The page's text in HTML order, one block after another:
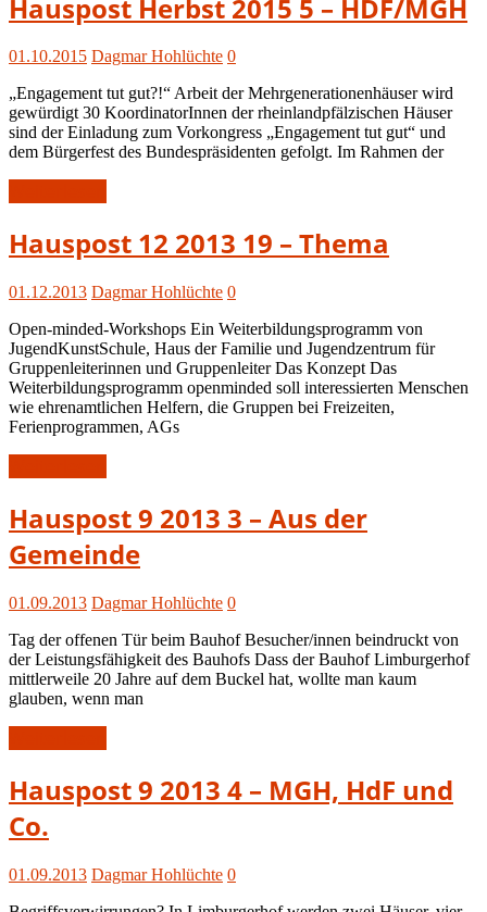
Herbst
Hauspost Herbst 2015 5 – HDF/MGH
01.10.2015 Dagmar Hohlüchte 0
„Engagement tut gut?!“ Arbeit der Mehrgenerationenhäuser wird
gewürdigt 30 KoordinatorInnen der rheinlandpfälzischen Häuser
sind der Einladung zum Vorkongress „Engagement tut gut“ und
dem Bürgerfest des Bundespräsidenten gefolgt. Im Rahmen der
Hauspost
12-
Hauspost 12 2013 19 – Thema
01.12.2013 Dagmar Hohlüchte 0
Open-minded-Workshops Ein Weiterbildungsprogramm von
JugendKunstSchule, Haus der Familie und Jugendzentrum für
Gruppenleiterinnen und Gruppenleiter Das Konzept Das
Weiterbildungsprogramm openminded soll interessierten Menschen
wie ehrenamtlichen Helfern, die Gruppen bei Freizeiten,
Ferienprogrammen, AGs
Hauspost
9-
2013
Hauspost 9 2013 3 – Aus der
Gemeinde
01.09.2013 Dagmar Hohlüchte 0
Tag der offenen Tür beim Bauhof Besucher/innen beindruckt von
der Leistungsfähigkeit des Bauhofs Dass der Bauhof Limburgerhof
mittlerweile 20 Jahre auf dem Buckel hat, wollte man kaum
glauben, wenn man
Hauspost
9-
2013
Hauspost 9 2013 4 – MGH, HdF und
Co.
01.09.2013 Dagmar Hohlüchte 0